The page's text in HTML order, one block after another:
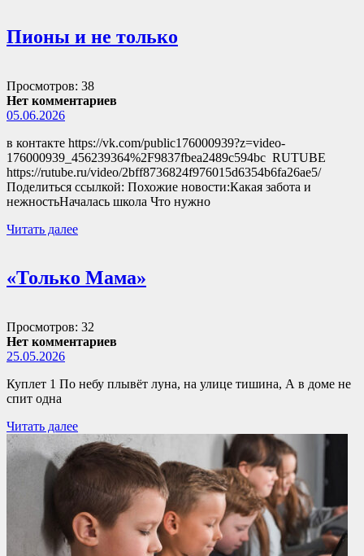
Пионы и не только
Просмотров: 38
Нет комментариев
05.06.2026
в контакте https://vk.com/public176000939?z=video-
176000939_456239364%2F9837fbea2489c594bc RUTUBE
https://rutube.ru/video/2bff8736824f976015d6354b6fa26ae5/
Поделиться ссылкой: Похожие новости:Какая забота и
нежностьНачалась школа Что нужно
Читать далее
«Только Мама»
Просмотров: 32
Нет комментариев
25.05.2026
Куплет 1 По небу плывёт луна, на улице тишина, А в доме не
спит одна
Читать далее